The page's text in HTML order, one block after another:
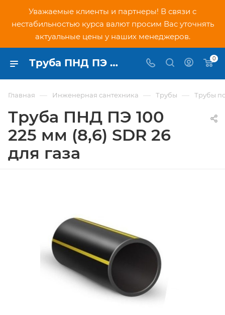
Уважаемые клиенты и партнеры! В связи с
нестабильностью курса валют просим Вас уточнять
актуальные цены у наших менеджеров.
Труба ПНД ПЭ 100 225 мм (8,6) SDR 26 для газа - купить по низкой цене в Москве, интернет-магазин PNDtech.ru 0
Главная — Инженерная сантехника — Трубы — Трубы
Труба ПНД ПЭ 100
225 мм (8,6) SDR 26
для газа